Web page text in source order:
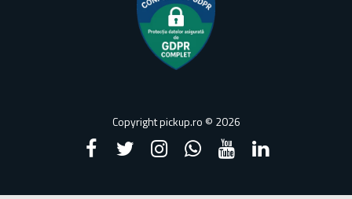
Copyright pickup.ro © 2026